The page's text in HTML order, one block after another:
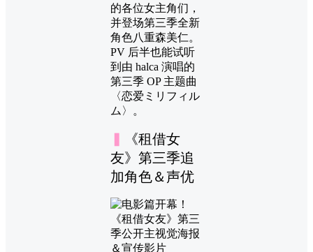
的各位女主角们，
并登场第三季全新
角色八重森美仁。
PV 后半也能试听
到由 halca 演唱的
第三季 OP 主题曲
〈恋爱ミリフィル
ム〉。
▍
《租借女
友》第三季追
加角色＆声优